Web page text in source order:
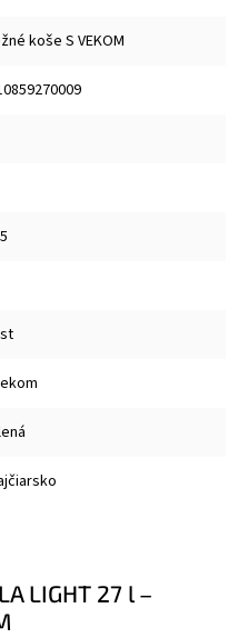
koše S VEKOM
LIGHT 27 l –